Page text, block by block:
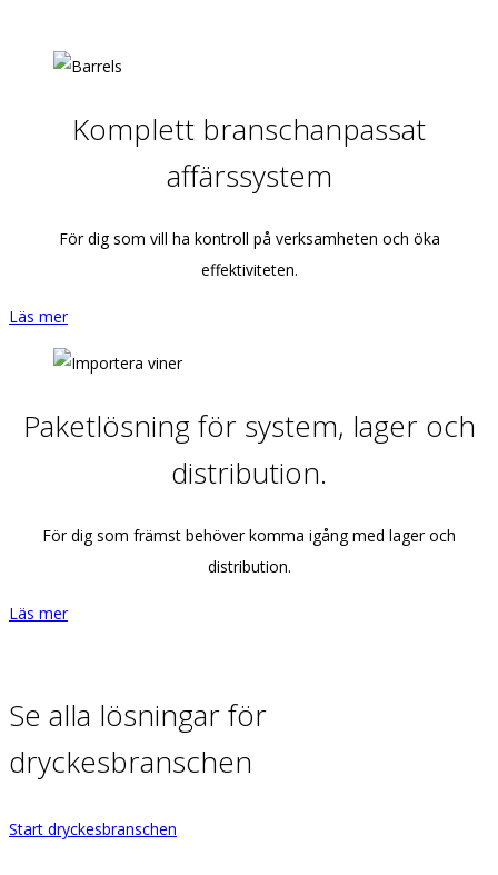
Komplett branschanpassat
affärssystem
För dig som vill ha kontroll på verksamheten och öka
effektiviteten.
Läs mer
Paketlösning för system, lager och
distribution.
För dig som främst behöver komma igång med lager och
distribution.
Läs mer
Se alla lösningar för
dryckesbranschen
Start dryckesbranschen